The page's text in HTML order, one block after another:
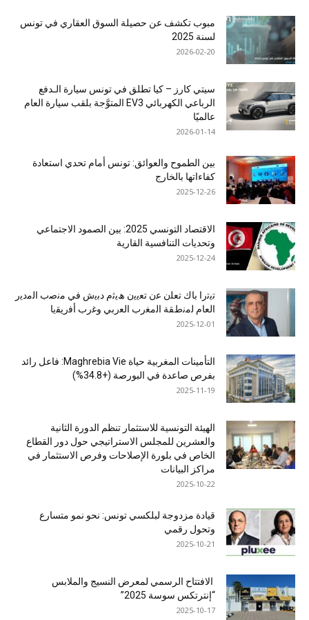
مبوب تكشف عن حصيلة السوق العقاري في تونس
لسنة 2025
2026-02-20
سيتي كارز – كيا تطلق في تونس سيارة الـدفع
الرباعي الكهربائي EV3 المتوَّجة بلقب سيارة العام
عالميًا
2026-01-14
بين الطموح والعوائق: تونس أمام تحدي استعادة
كفاءاتها بالخارج
2025-12-26
الاقتصاد التونسي 2025: بين الصمود الاجتماعي
وتحديات التنافسية القارية
2025-12-24
ﺗﯾﺗرا ﺑﺎك ﺗﻌﻠن ﻋن ﺗﻌﯾﯾن ھﯾﺛم دﺑﯾش ﻓﻲ ﻣﻧﺻب اﻟﻣدﯾر
اﻟﻌﺎم ﻟﻣﻧطﻘﺔ اﻟﻣﻐرب اﻟﻌرﺑﻲ وﻏرب أﻓرﯾﻘﯾﺎ
2025-12-01
التأمينات المغربية حياة Maghrebia Vie: فاعل رائد
بفرص صاعدة في البورصة (+34.8%)
2025-11-19
الهيئة التونسية للاستثمار تنظم الدورة الثانية
والعشرين للمجلس الاستراتيجي حول دور القطاع
الخاص في بلورة الإصلاحات وفرص الاستثمار في
مراكز البيانات
2025-10-22
قيادة مزدوجة لبلكسي تونس: نحو نمو متسارع
وتحول رقمي
2025-10-21
الافتتاح الرسمي لمعرض النسيج والملابس
“إنترتكس سوسة 2025”
2025-10-17